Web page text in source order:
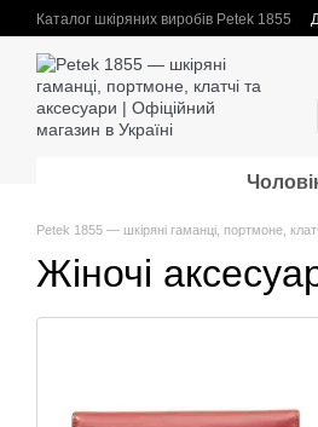
Перейти до основного контенту
Каталог шкіряних виробів Petek 1855
Petek 1855 — шкіряні гаманці, портмоне,
Жіночі